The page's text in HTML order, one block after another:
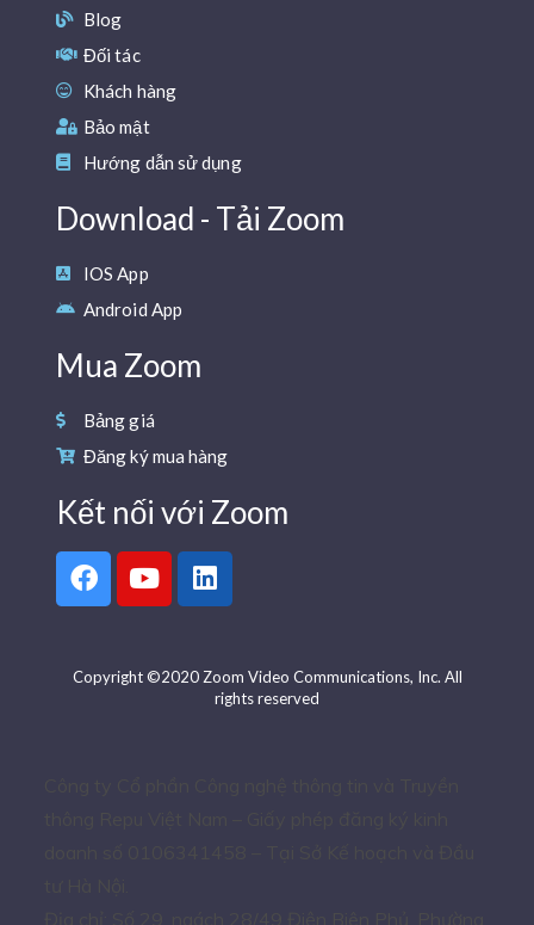
Blog
Đối tác
Khách hàng
Bảo mật
Hướng dẫn sử dụng
Download - Tải Zoom
IOS App
Android App
Mua Zoom
Bảng giá
Đăng ký mua hàng
Kết nối với Zoom
Copyright ©2020 Zoom Video Communications, Inc. All
rights reserved